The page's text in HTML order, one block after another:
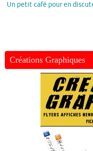
Un petit café pour en
Créations Graphiques